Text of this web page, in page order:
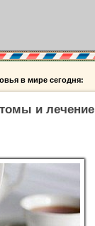
в мире сегодня:
и лечение